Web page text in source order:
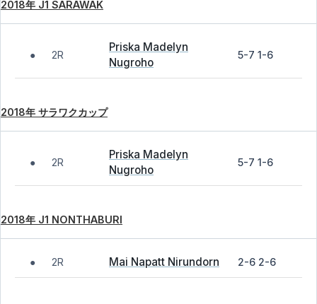
2018年 J1 SARAWAK
● 2R
Priska Madelyn
Nugroho
5-7 1-6
2018年 サラワクカップ
● 2R
Priska Madelyn
Nugroho
5-7 1-6
2018年 J1 NONTHABURI
● 2R Mai Napatt Nirundorn 2-6 2-6